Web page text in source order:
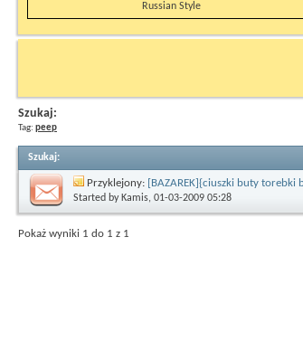
Russian Style
Szukaj:
Tag: peep
Szukaj:
Przyklejony: [BAZAREK]{ciuszki buty torebki
Started by Kamis, 01-03-2009 05:28
Pokaż wyniki 1 do 1 z 1